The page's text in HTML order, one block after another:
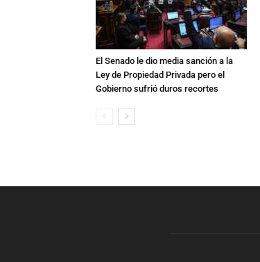
El Senado le dio media sanción a la
Ley de Propiedad Privada pero el
Gobierno sufrió duros recortes